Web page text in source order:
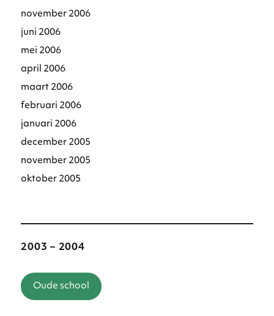
november 2006
juni 2006
mei 2006
april 2006
maart 2006
februari 2006
januari 2006
december 2005
november 2005
oktober 2005
2003 – 2004
Oude school